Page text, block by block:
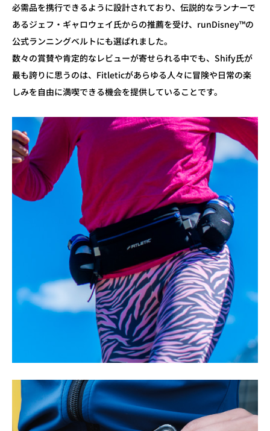
必需品を携行できるように設計されており、伝説的なランナーで
あるジェフ・ギャロウェイ氏からの推薦を受け、runDisney™の
公式ランニングベルトにも選ばれました。
数々の賞賛や肯定的なレビューが寄せられる中でも、Shify氏が
最も誇りに思うのは、Fitleticがあらゆる人々に冒険や日常の楽
しみを自由に満喫できる機会を提供していることです。